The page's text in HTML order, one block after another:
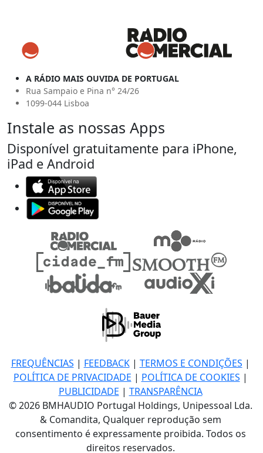
A RÁDIO MAIS OUVIDA DE PORTUGAL
Rua Sampaio e Pina n° 24/26
1099-044 Lisboa
Instale as nossas Apps
Disponível gratuitamente para iPhone,
iPad e Android
FREQUÊNCIAS | FEEDBACK| TERMOS E CONDIÇÕES |
POLÍTICA DE PRIVACIDADE | POLÍTICA DE COOKIES |
PUBLICIDADE | TRANSPARÊNCIA
© 2026 BMHAUDIO Portugal Holdings, Unipessoal Lda.
& Comandita, Qualquer reprodução sem
consentimento é expressamente proibida. Todos os
direitos reservados.